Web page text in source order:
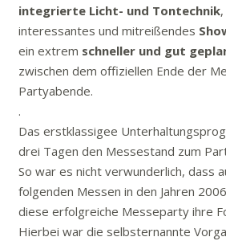
integrierte Licht- und Tontechnik,
interessantes und mitreißendes
ein extrem schneller und gut
zwischen dem offiziellen Ende der
Partyabende.
.
Das erstklassigee
drei Tagen den Messestand zum
So war es nicht verwunderlich, dass
folgenden Messen in den Jahren
diese erfolgreiche Messeparty ihre
Hierbei war die selbsternannte